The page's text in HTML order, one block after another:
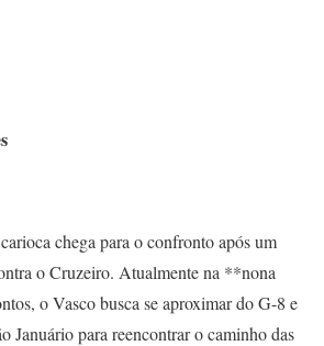
chega para o confronto após um
o Cruzeiro. Atualmente na **nona
o Vasco busca se aproximar do G-8 e
Januário para reencontrar o caminho das